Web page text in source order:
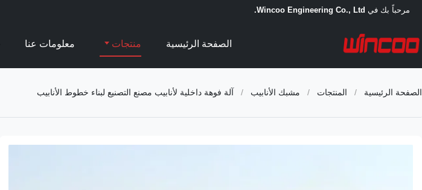
مرحباً بك في Wincoo Engineering Co., Ltd.
الصفحة الرئيسية منتجات معلومات عنا
الصفحة الرئيسية / المنتجات / مشبك الأنابيب / آلة فوهة داخلية لأنابيب مصنع التصنيع لبناء خطوط الأنابيب